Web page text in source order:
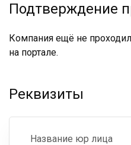
Подтверждение
Компания ещё не
на портале.
Реквизиты
Название юр лица